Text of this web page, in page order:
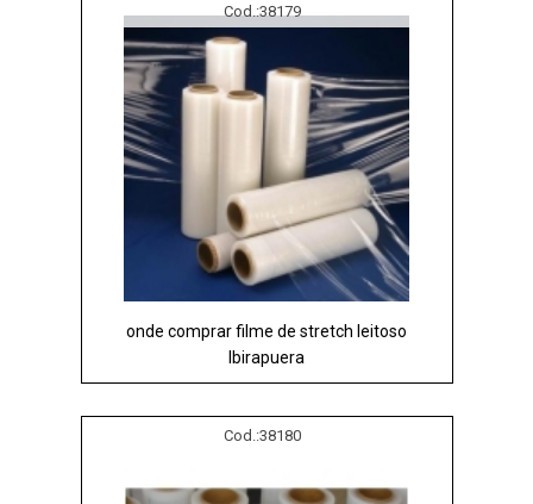
Cod.:38179
onde comprar filme de stretch leitoso
Ibirapuera
Cod.:38180